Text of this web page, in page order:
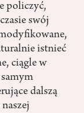
policzyć,
swój
istnieć
ciągle w
dalszą